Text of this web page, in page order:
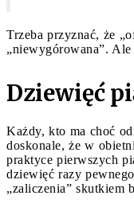
Trzeba przyznać, że
„niewygórowana”. Ale
Dziewięć
Każdy, kto ma choć
doskonale, że w
praktyce pierwszych
dziewięć razy
„zaliczenia” skutkiem